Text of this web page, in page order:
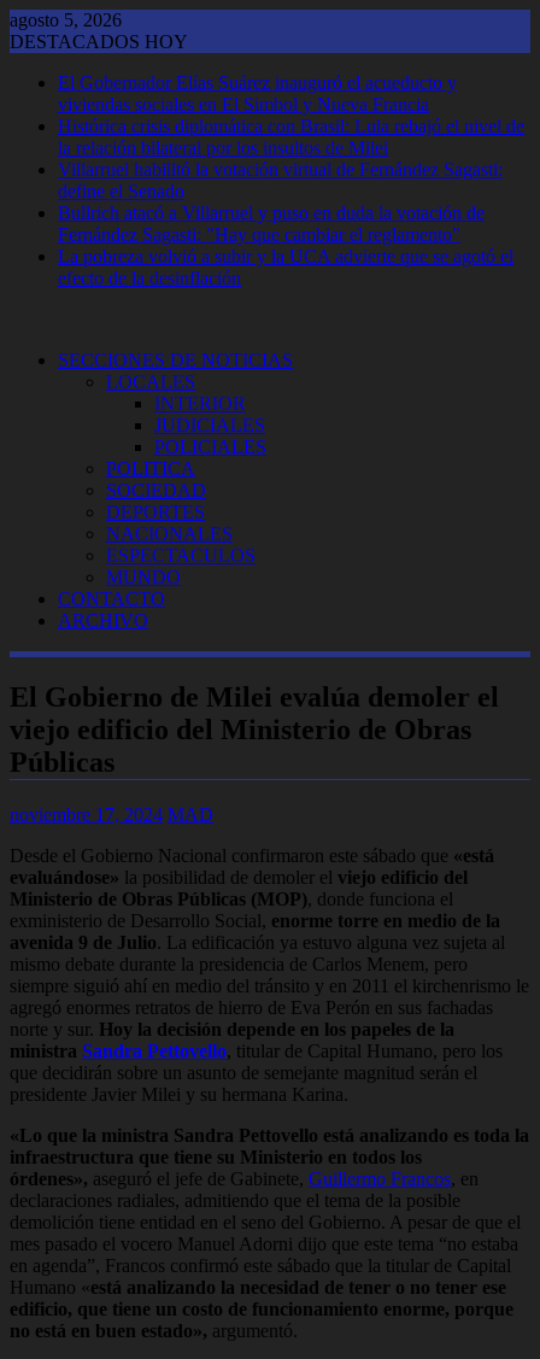
Saltar
al
agosto 5, 2026
DESTACADOS HOY
El Gobernador Elías Suárez inauguró el acueducto y
viviendas sociales en El Simbol y Nueva Francia
Histórica crisis diplomática con Brasil: Lula rebajó el nivel de
la relación bilateral por los insultos de Milei
Villarruel habilitó la votación virtual de Fernández Sagasti:
define el Senado
Bullrich atacó a Villarruel y puso en duda la votación de
Fernández Sagasti: "Hay que cambiar el reglamento"
La pobreza volvió a subir y la UCA advierte que se agotó el
efecto de la desinflación
SECCIONES DE NOTICIAS
LOCALES
INTERIOR
JUDICIALES
POLICIALES
POLITICA
SOCIEDAD
DEPORTES
NACIONALES
ESPECTACULOS
MUNDO
CONTACTO
ARCHIVO
El Gobierno de Milei evalúa demoler el
viejo edificio del Ministerio de Obras
Públicas
noviembre 17, 2024 MAD
Desde el Gobierno Nacional confirmaron este sábado que «está
evaluándose» la posibilidad de demoler el viejo edificio del
Ministerio de Obras Públicas (MOP), donde funciona el
exministerio de Desarrollo Social, enorme torre en medio de la
avenida 9 de Julio. La edificación ya estuvo alguna vez sujeta al
mismo debate durante la presidencia de Carlos Menem, pero
siempre siguió ahí en medio del tránsito y en 2011 el kirchenrismo le
agregó enormes retratos de hierro de Eva Perón en sus fachadas
norte y sur. Hoy la decisión depende en los papeles de la
ministra Sandra Pettovello, titular de Capital Humano, pero los
que decidirán sobre un asunto de semejante magnitud serán el
presidente Javier Milei y su hermana Karina.
«Lo que la ministra Sandra Pettovello está analizando es toda la
infraestructura que tiene su Ministerio en todos los
órdenes», aseguró el jefe de Gabinete, Guillermo Francos, en
declaraciones radiales, admitiendo que el tema de la posible
demolición tiene entidad en el seno del Gobierno. A pesar de que el
mes pasado el vocero Manuel Adorni dijo que este tema “no estaba
en agenda”, Francos confirmó este sábado que la titular de Capital
Humano «está analizando la necesidad de tener o no tener ese
edificio, que tiene un costo de funcionamiento enorme, porque
no está en buen estado», argumentó.